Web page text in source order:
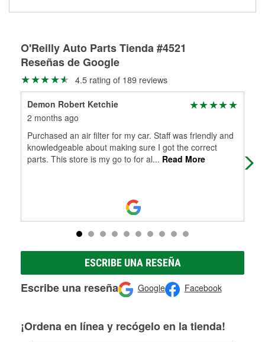
Herramientas de O'Reilly
O'Reilly Auto Parts Tienda #4521
Reseñas de Google
4.5 rating of 189 reviews
Demon Robert Ketchie
2 months ago
Purchased an air filter for my car. Staff was friendly and
knowledgeable about making sure I got the correct
parts. This store is my go to for al... Read More
ESCRIBE UNA RESEÑA
Escribe una reseña Google Facebook
¡Ordena en línea y recógelo en la tienda!